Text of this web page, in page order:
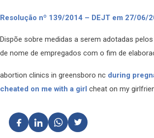
Resolução nº 139/2014 – DEJT em 27/06/
Dispõe sobre medidas a serem adotadas
de nome de empregados com o fim de
abortion clinics in greensboro nc during
cheated on me with a girl cheat on my